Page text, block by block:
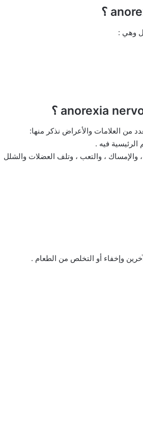
وهي :
من العلامات والأعراض نذكر منها:
فيه .
، والتعب ، وتلف العضلات والشلل
وإخفاء أو التخلص من الطعام .